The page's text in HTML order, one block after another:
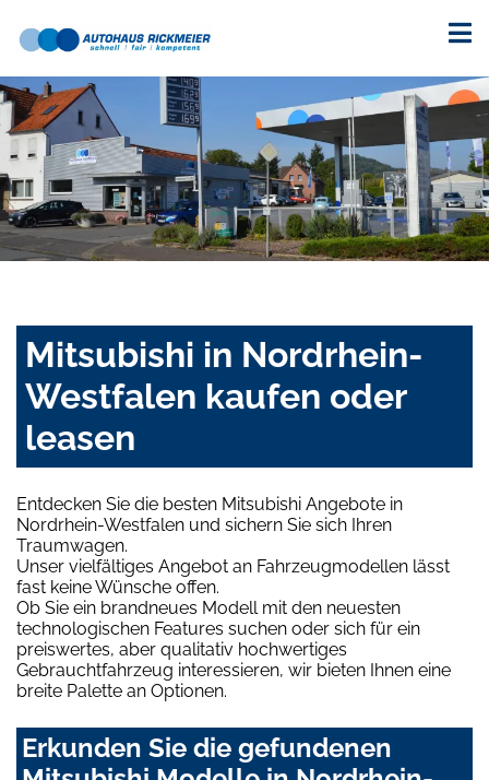
Mitsubishi in Nordrhein-
Westfalen kaufen oder
leasen
Entdecken Sie die besten Mitsubishi Angebote in
Nordrhein-Westfalen und sichern Sie sich Ihren
Traumwagen.
Unser vielfältiges Angebot an Fahrzeugmodellen lässt
fast keine Wünsche offen.
Ob Sie ein brandneues Modell mit den neuesten
technologischen Features suchen oder sich für ein
preiswertes, aber qualitativ hochwertiges
Gebrauchtfahrzeug interessieren, wir bieten Ihnen eine
breite Palette an Optionen.
Erkunden Sie die gefundenen